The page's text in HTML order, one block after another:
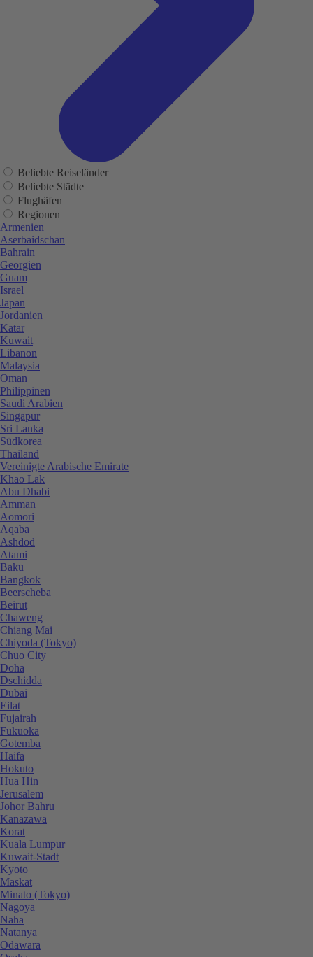
Beliebte Reiseländer
Beliebte Städte
Flughäfen
Regionen
Armenien
Aserbaidschan
Bahrain
Georgien
Guam
Israel
Japan
Jordanien
Katar
Kuwait
Libanon
Malaysia
Oman
Philippinen
Saudi Arabien
Singapur
Sri Lanka
Südkorea
Thailand
Vereinigte Arabische Emirate
Khao Lak
Abu Dhabi
Amman
Aomori
Aqaba
Ashdod
Atami
Baku
Bangkok
Beerscheba
Beirut
Chaweng
Chiang Mai
Chiyoda (Tokyo)
Chuo City
Doha
Dschidda
Dubai
Eilat
Fujairah
Fukuoka
Gotemba
Haifa
Hokuto
Hua Hin
Jerusalem
Johor Bahru
Kanazawa
Korat
Kuala Lumpur
Kuwait-Stadt
Kyoto
Maskat
Minato (Tokyo)
Nagoya
Naha
Natanya
Odawara